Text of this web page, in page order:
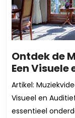
Ontdek de
Een
Artikel:
Visueel en
essentieel